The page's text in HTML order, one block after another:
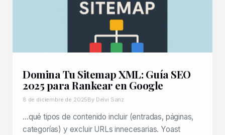
Domina Tu Sitemap XML: Guía SEO
2025 para Rankear en Google
8 de diciembre de 2025By Deivi Sanz
…qué tipos de contenido incluir (entradas, páginas,
categorías) y excluir URLs innecesarias. Yoast